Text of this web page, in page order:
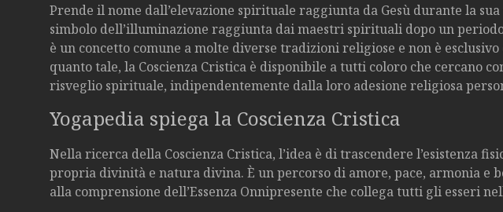
Prende il nome dall’elevazione spirituale raggiunta da Gesù durante la
simbolo dell’illuminazione raggiunta dai maestri spirituali dopo un
è un concetto comune a molte diverse tradizioni religiose e non è
quanto tale, la Coscienza Cristica è disponibile a tutti coloro che cercano
risveglio spirituale, indipendentemente dalla loro adesione religiosa
Yogapedia spiega la Coscienza Cristica
Nella ricerca della Coscienza Cristica, l’idea è di trascendere l’esistenza
propria divinità e natura divina. È un percorso di amore, pace, armonia e
alla comprensione dell’Essenza Onnipresente che collega tutti gli esseri